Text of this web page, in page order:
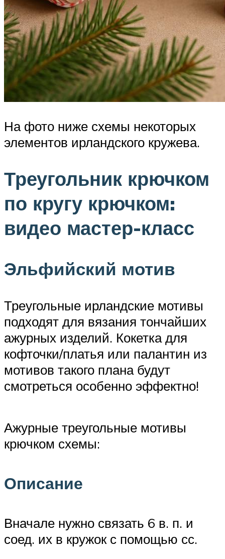
На фото ниже схемы некоторых
элементов ирландского кружева.
Треугольник крючком
по кругу крючком:
видео мастер-класс
Эльфийский мотив
Треугольные ирландские мотивы
подходят для вязания тончайших
ажурных изделий. Кокетка для
кофточки/платья или палантин из
мотивов такого плана будут
смотреться особенно эффектно!
Ажурные треугольные мотивы
крючком схемы:
Описание
Вначале нужно связать 6 в. п. и
соед. их в кружок с помощью сс.